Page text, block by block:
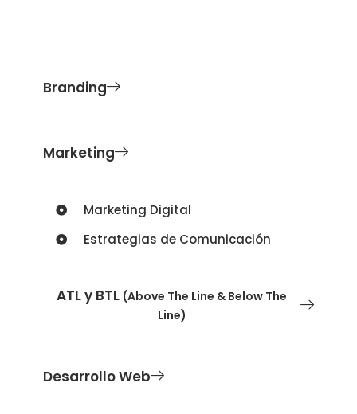
Branding
Marketing
Marketing Digital
Estrategias de Comunicación
ATL y BTL (Above The Line & Below The
Line)
Desarrollo Web